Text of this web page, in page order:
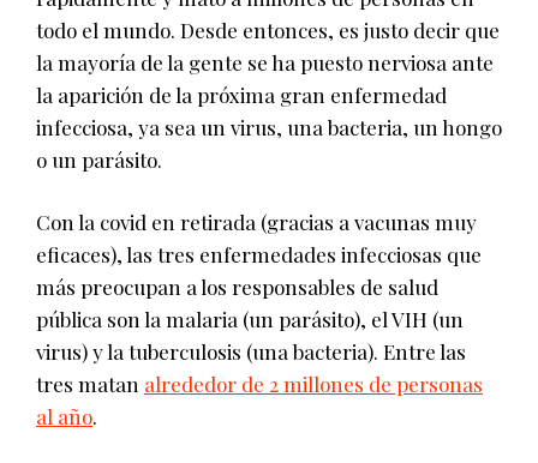
todo el mundo. Desde entonces, es justo decir que
la mayoría de la gente se ha puesto nerviosa ante
la aparición de la próxima gran enfermedad
infecciosa, ya sea un virus, una bacteria, un hongo
o un parásito.
Con la covid en retirada (gracias a vacunas muy
eficaces), las tres enfermedades infecciosas que
más preocupan a los responsables de salud
pública son la malaria (un parásito), el VIH (un
virus) y la tuberculosis (una bacteria). Entre las
tres matan alrededor de 2 millones de personas
al año.